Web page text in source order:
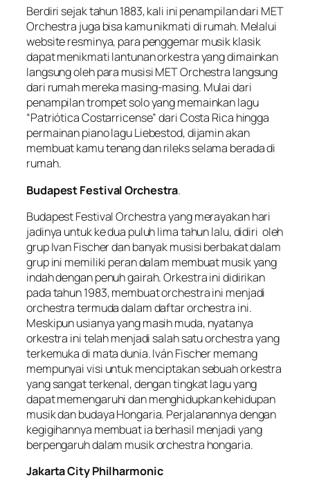
Berdiri sejak tahun 1883, kali ini penampilan dari MET
Orchestra juga bisa kamu nikmati di rumah. Melalui
website resminya, para penggemar musik klasik
dapat menikmati lantunan orkestra yang dimainkan
langsung oleh para musisi MET Orchestra langsung
dari rumah mereka masing-masing. Mulai dari
penampilan trompet solo yang memainkan lagu
“Patriótica Costarricense” dari Costa Rica hingga
permainan piano lagu Liebestod, dijamin akan
membuat kamu tenang dan rileks selama berada di
rumah.
Budapest Festival Orchestra.
Budapest Festival Orchestra yang merayakan hari
jadinya untuk ke dua puluh lima tahun lalu, didiri oleh
grup Ivan Fischer dan banyak musisi berbakat dalam
grup ini memiliki peran dalam membuat musik yang
indah dengan penuh gairah. Orkestra ini didirikan
pada tahun 1983, membuat orchestra ini menjadi
orchestra termuda dalam daftar orchestra ini.
Meskipun usianya yang masih muda, nyatanya
orkestra ini telah menjadi salah satu orchestra yang
terkemuka di mata dunia. Iván Fischer memang
mempunyai visi untuk menciptakan sebuah orkestra
yang sangat terkenal, dengan tingkat lagu yang
dapat memengaruhi dan menghidupkan kehidupan
musik dan budaya Hongaria. Perjalanannya dengan
kegigihannya membuat ia berhasil menjadi yang
berpengaruh dalam musik orchestra hongaria.
Jakarta City Philharmonic